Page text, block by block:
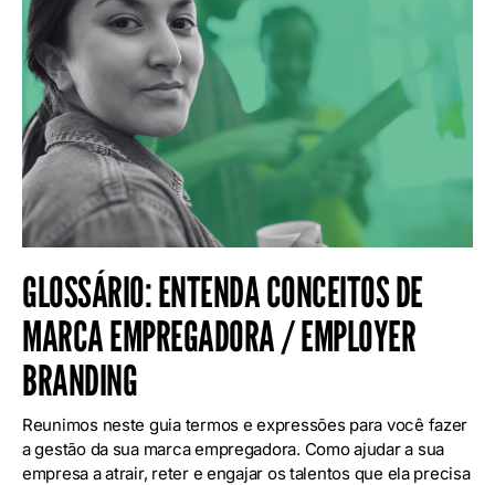
GLOSSÁRIO: ENTENDA CONCEITOS DE
MARCA EMPREGADORA / EMPLOYER
BRANDING
Reunimos neste guia termos e expressões para você fazer
a gestão da sua marca empregadora. Como ajudar a sua
empresa a atrair, reter e engajar os talentos que ela precisa